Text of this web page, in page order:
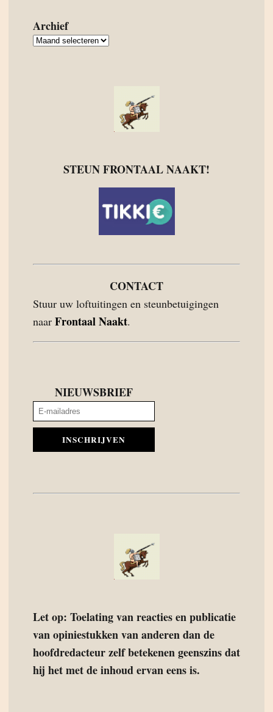
Archief
Archief
STEUN FRONTAAL NAAKT!
CONTACT
Stuur uw loftuitingen en steunbetuigingen
naar Frontaal Naakt.
NIEUWSBRIEF
INSCHRIJVEN
Let op: Toelating van reacties en publicatie
van opiniestukken van anderen dan de
hoofdredacteur zelf betekenen geenszins dat
hij het met de inhoud ervan eens is.